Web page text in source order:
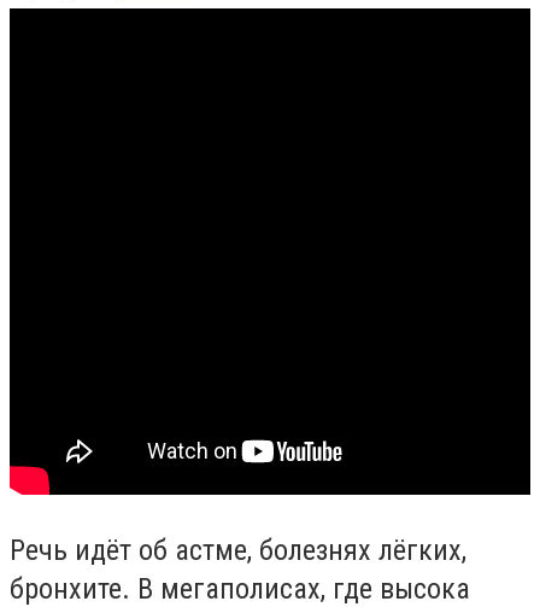
Речь идёт об астме, болезнях лёгких,
бронхите. В мегаполисах, где высока